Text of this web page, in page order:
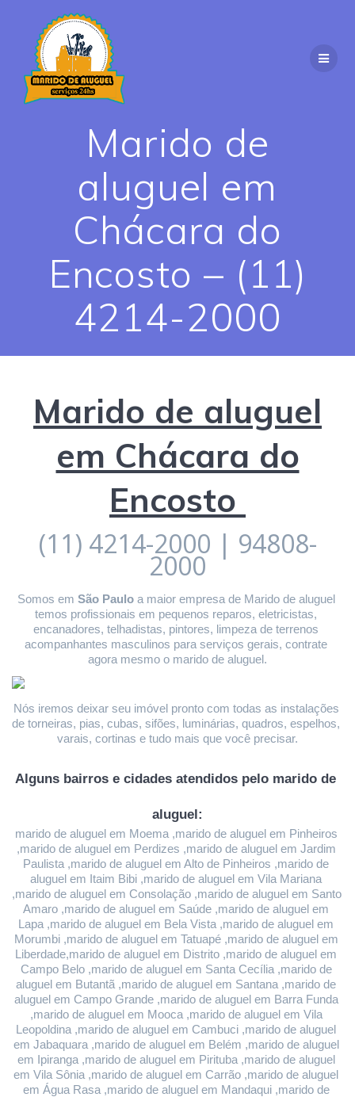
Marido de
aluguel em
Chácara do
Encosto – (11)
4214-2000
Marido de aluguel
em Chácara do
Encosto
(11) 4214-2000 | 94808-
2000
Somos em São Paulo a maior empresa de Marido de aluguel
temos profissionais em pequenos reparos, eletricistas,
encanadores, telhadistas, pintores, limpeza de terrenos
acompanhantes masculinos para serviços gerais, contrate
agora mesmo o marido de aluguel.
Nós iremos deixar seu imóvel pronto com todas as instalações
de torneiras, pias, cubas, sifões, luminárias, quadros, espelhos,
varais, cortinas e tudo mais que você precisar.
Alguns bairros e cidades atendidos pelo marido de
aluguel:
marido de aluguel em Moema ,marido de aluguel em Pinheiros
,marido de aluguel em Perdizes ,marido de aluguel em Jardim
Paulista ,marido de aluguel em Alto de Pinheiros ,marido de
aluguel em Itaim Bibi ,marido de aluguel em Vila Mariana
,marido de aluguel em Consolação ,marido de aluguel em Santo
Amaro ,marido de aluguel em Saúde ,marido de aluguel em
Lapa ,marido de aluguel em Bela Vista ,marido de aluguel em
Morumbi ,marido de aluguel em Tatuapé ,marido de aluguel em
Liberdade,marido de aluguel em Distrito ,marido de aluguel em
Campo Belo ,marido de aluguel em Santa Cecília ,marido de
aluguel em Butantã ,marido de aluguel em Santana ,marido de
aluguel em Campo Grande ,marido de aluguel em Barra Funda
,marido de aluguel em Mooca ,marido de aluguel em Vila
Leopoldina ,marido de aluguel em Cambuci ,marido de aluguel
em Jabaquara ,marido de aluguel em Belém ,marido de aluguel
em Ipiranga ,marido de aluguel em Pirituba ,marido de aluguel
em Vila Sônia ,marido de aluguel em Carrão ,marido de aluguel
em Água Rasa ,marido de aluguel em Mandaqui ,marido de